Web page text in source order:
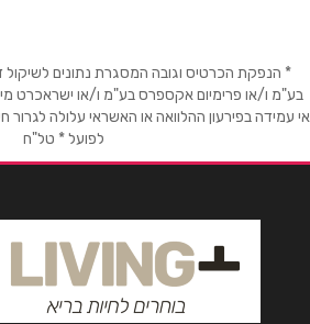
אימייל*
נושא*
הודעה *
קניון עופר רחובות בילו 2
קרית אונו
* הנפקת הכרטיס וגובה המסגרת נתונים
בע"מ ו/או פרימיום אקספרס בע"מ ו/או ישראכרט
אי עמידה בפירעון ההלוואה או האשראי עלולה לגרור
לפועל * טל"ח